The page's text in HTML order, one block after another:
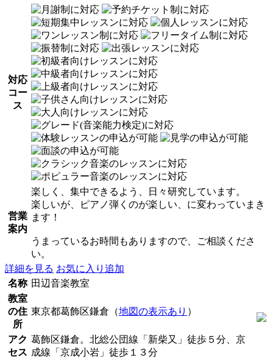
対応
コー
ス
営業
案内
楽しく、集中できるよう、日々研究しています。
楽しいが、ピアノ弾くのが楽しい、に変わっていまき
ます！
うまっているお時間もありますので、ご相談くださ
い。
詳細を見る お気に入り追加
名称 田辺音楽教室
教室
の住
所
東京都葛飾区鎌倉（地図の表示あり ）
アク
セス
葛飾区鎌倉。北総公団線「新柴又」徒歩５分、京
成線「京成小岩」徒歩１３分